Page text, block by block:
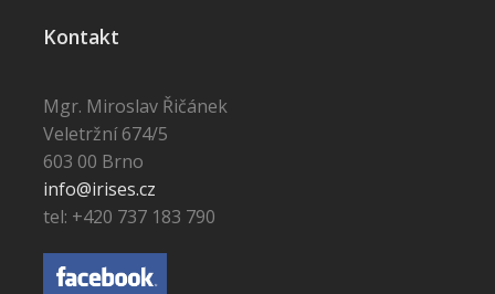
Kontakt
Mgr. Miroslav Řičánek
Veletržní 674/5
603 00 Brno
info@irises.cz
tel: +420 737 183 790